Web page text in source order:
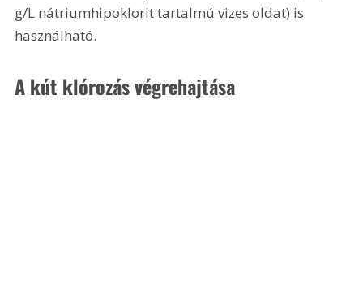
g/L nátriumhipoklorit tartalmú vizes oldat) is
használható.
A kút klórozás végrehajtása